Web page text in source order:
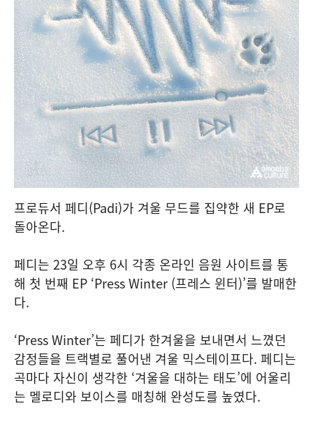
프로듀서 페디(Padi)가 겨울 무드를 집약한 새 EP로
돌아온다.
페디는 23일 오후 6시 각종 온라인 음원 사이트를 통
해 첫 번째 EP ‘Press Winter (프레스 윈터)’를 발매한
다.
‘Press Winter’는 페디가 한겨울을 보내면서 느꼈던
감정들을 트랙별로 풀어낸 겨울 믹스테이프다. 페디는
곡마다 자신이 생각한 ‘겨울을 대하는 태도’에 어울리
는 멜로디와 보이스를 매칭해 완성도를 높였다.